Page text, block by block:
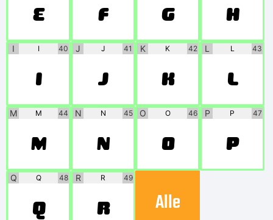
E F G H
I I 40
I
J J 41
J
K K 42
K
L L 43
L
M M 44
M
N N 45
N
O O 46
O
P P 47
P
Q Q 48
Q
R R 49
R Alle